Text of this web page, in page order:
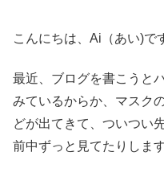
こんにちは、Ai（あい)で
最近、ブログを書こうと
みているからか、マスク
どが出てきて、ついつい
前中ずっと見てたりします